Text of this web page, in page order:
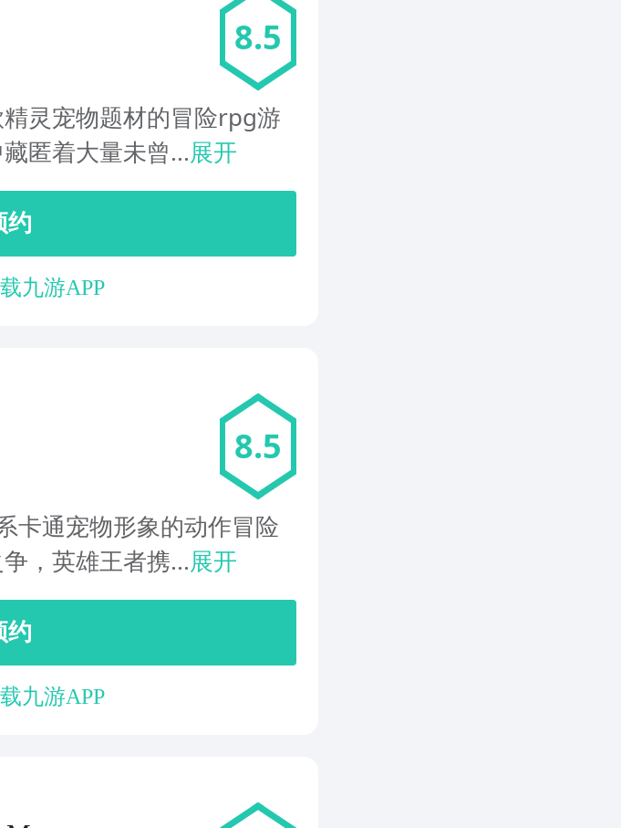
8.5
灵宠物题材的冒险rpg游
匿着大量未曾...展开
约
九游APP
8.5
卡通宠物形象的动作冒险
，英雄王者携...展开
约
九游APP